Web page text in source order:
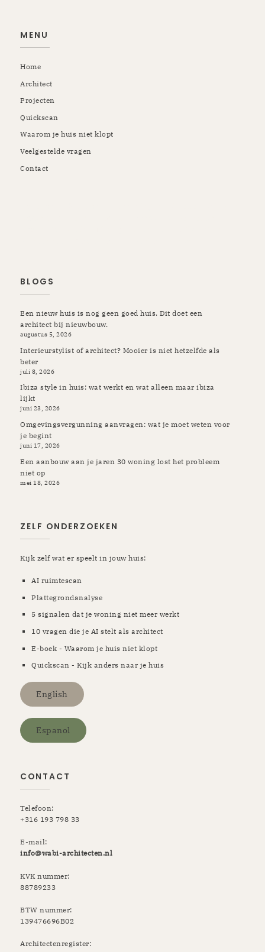
MENU
Home
Architect
Projecten
Quickscan
Waarom je huis niet klopt
Veelgestelde vragen
Contact
BLOGS
Een nieuw huis is nog geen goed huis. Dit doet een
architect bij nieuwbouw.
augustus 5, 2026
Interieurstylist of architect? Mooier is niet hetzelfde als
beter
juli 8, 2026
Ibiza style in huis: wat werkt en wat alleen maar ibiza
lijkt
juni 23, 2026
Omgevingsvergunning aanvragen: wat je moet weten voor
je begint
juni 17, 2026
Een aanbouw aan je jaren 30 woning lost het probleem
niet op
mei 18, 2026
ZELF ONDERZOEKEN
Kijk zelf wat er speelt in jouw huis:
AI ruimtescan
Plattegrondanalyse
5 signalen dat je woning niet meer werkt
10 vragen die je AI stelt als architect
E-boek - Waarom je huis niet klopt
Quickscan - Kijk anders naar je huis
English
Espanol
CONTACT
Telefoon:
+316 193 798 33
E-mail:
info@wabi-architecten.nl
KVK nummer:
88789233
BTW nummer:
139476696B02
Architectenregister: